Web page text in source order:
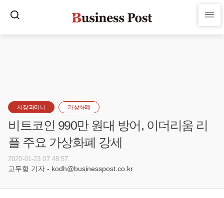
시장과머니 가상화폐
비트코인 990만 원대 방어, 이더리움 리
플 주요 가상화폐 강세
2020-01-23 07:48:57
고두형 기자 - kodh@businesspost.co.kr